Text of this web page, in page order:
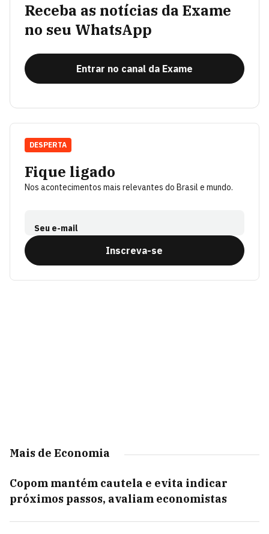
Receba as notícias da Exame
no seu WhatsApp
Entrar no canal da Exame
Fique ligado
Nos acontecimentos mais relevantes do Brasil e mundo.
Seu e-mail
Inscreva-se
DESPERTA
Mais de Economia
Copom mantém cautela e evita indicar
próximos passos, avaliam economistas